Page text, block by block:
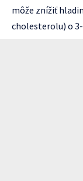
môže znížiť
cholesterolu) o